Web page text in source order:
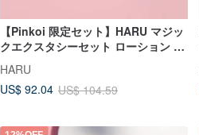
【Pinkoi 限定セット】HARU マジッ
クエクスタシーセット ローション ク
ライマックス セクシュアルウェルネ
スグッズ
HARU
US$ 92.04 US$ 104.59